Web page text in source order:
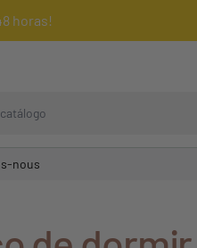
horas!
nous